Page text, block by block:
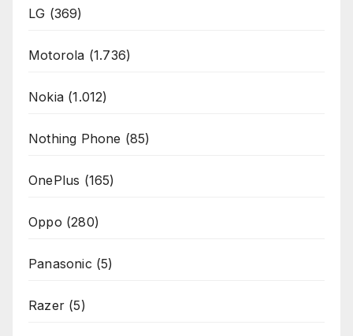
LG (369)
Motorola (1.736)
Nokia (1.012)
Nothing Phone (85)
OnePlus (165)
Oppo (280)
Panasonic (5)
Razer (5)